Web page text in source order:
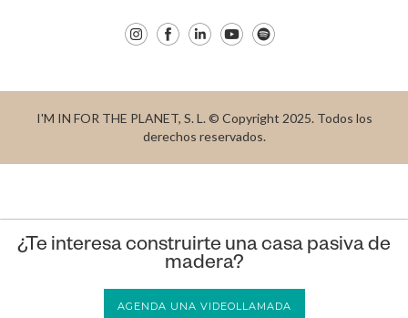
I'M IN FOR THE PLANET, S. L. © Copyright 2025. Todos los
derechos reservados.
¿Te interesa construirte una casa pasiva de
madera?
AGENDA UNA VIDEOLLAMADA